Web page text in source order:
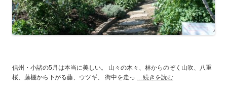
信州・小諸の5月は本当に美しい。 山々の木々、林からのぞく山吹、八重
桜、藤棚から下がる藤、ウツギ、 街中を走っ …続きを読む